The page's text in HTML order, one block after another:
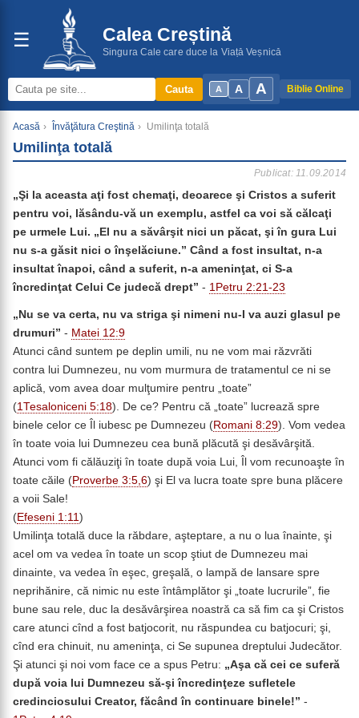
☰ Calea Creștină
Singura Cale care duce la Viață Veșnică
A A A Biblie Online
Cauta
Acasă › Învăţătura Creştină › Umilinţa totală
Umilinţa totală
Publicat: 11.09.2014
„Şi la aceasta aţi fost chemaţi, deoarece şi Cristos a suferit
pentru voi, lăsându-vă un exemplu, astfel ca voi să călcaţi
pe urmele Lui. „ El nu a săvârşit nici un păcat, şi în gura Lui
nu s-a găsit nici o înşelăciune.” Când a fost insultat, n-a
insultat înapoi, când a suferit, n-a ameninţat, ci S-a
încredinţat Celui Ce judecă drept” - 1Petru 2:21-23
„Nu se va certa, nu va striga şi nimeni nu-I va auzi glasul pe
drumuri” - Matei 12:9
Atunci când suntem pe deplin umili, nu ne vom mai răzvrăti
contra lui Dumnezeu, nu vom murmura de tratamentul ce ni se
aplică, vom avea doar mulţumire pentru „toate”
(1Tesaloniceni 5:18). De ce? Pentru că „toate” lucrează spre
binele celor ce Îl iubesc pe Dumnezeu (Romani 8:29). Vom vedea
în toate voia lui Dumnezeu cea bună plăcută şi desăvârşită.
Atunci vom fi călăuziţi în toate după voia Lui, Îl vom recunoaşte în
toate căile (Proverbe 3:5,6) şi El va lucra toate spre buna plăcere
a voii Sale!
(Efeseni 1:11)
Umilinţa totală duce la răbdare, aşteptare, a nu o lua înainte, şi
acel om va vedea în toate un scop ştiut de Dumnezeu mai
dinainte, va vedea în eşec, greşală, o lampă de lansare spre
neprihănire, că nimic nu este întâmplător şi „toate lucrurile”, fie
bune sau rele, duc la desăvârşirea noastră ca să fim ca şi Cristos
care atunci cînd a fost batjocorit, nu răspundea cu batjocuri; şi,
cînd era chinuit, nu ameninţa, ci Se supunea dreptului Judecător.
Şi atunci şi noi vom face ce a spus Petru: „Aşa că cei ce suferă
după voia lui Dumnezeu să-şi încredinţeze sufletele
credinciosului Creator, făcând în continuare binele!” -